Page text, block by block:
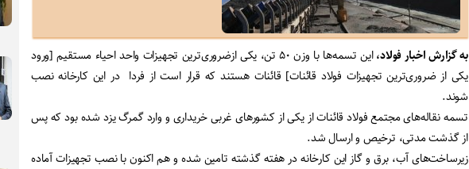
به گزارش اخبار فولاد،
این تسمه‌ها با وزن ۵۰ تن، یکی ازضروری‌ترین تجهیزات واحد احیاء مستقیم [ورود
یکی از ضروری‌ترین تجهیزات فولاد قائنات] قائنات هستند که قرار است از فردا در این کارخانه نصب
شوند.
تسمه نقاله‌های مجتمع فولاد قائنات از یکی از کشور‌های غربی خریداری و وارد گمرگ یزد شده بود که پس
از گذشت مدتی، ترخیص و ارسال شد.
زیرساخت‌های آب، برق و گاز این کارخانه در هفته گذشته تامین شده و هم اکنون با نصب تجهیزات آماده